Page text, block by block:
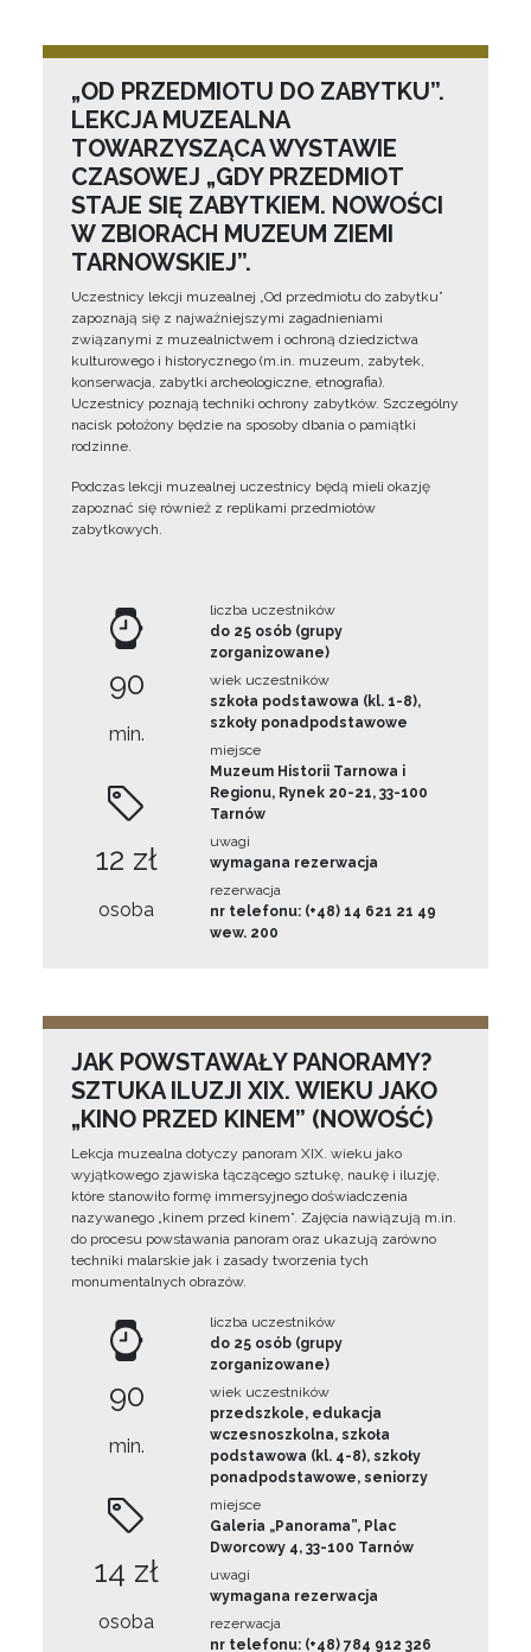
„OD PRZEDMIOTU DO ZABYTKU”.
LEKCJA MUZEALNA
TOWARZYSZĄCA WYSTAWIE
CZASOWEJ „GDY PRZEDMIOT
STAJE SIĘ ZABYTKIEM. NOWOŚCI
W ZBIORACH MUZEUM ZIEMI
TARNOWSKIEJ”.
Uczestnicy lekcji muzealnej „Od przedmiotu do zabytku”
zapoznają się z najważniejszymi zagadnieniami
związanymi z muzealnictwem i ochroną dziedzictwa
kulturowego i historycznego (m.in. muzeum, zabytek,
konserwacja, zabytki archeologiczne, etnografia).
Uczestnicy poznają techniki ochrony zabytków. Szczególny
nacisk położony będzie na sposoby dbania o pamiątki
rodzinne.
Podczas lekcji muzealnej uczestnicy będą mieli okazję
zapoznać się również z replikami przedmiotów
zabytkowych.
90
min.
12 zł
osoba
liczba uczestników
do 25 osób (grupy
zorganizowane)
wiek uczestników
szkoła podstawowa (kl. 1-8),
szkoły ponadpodstawowe
miejsce
Muzeum Historii Tarnowa i
Regionu, Rynek 20-21, 33-100
Tarnów
uwagi
wymagana rezerwacja
rezerwacja
nr telefonu: (+48) 14 621 21 49
wew. 200
JAK POWSTAWAŁY PANORAMY?
SZTUKA ILUZJI XIX. WIEKU JAKO
„KINO PRZED KINEM” (NOWOŚĆ)
Lekcja muzealna dotyczy panoram XIX. wieku jako
wyjątkowego zjawiska łączącego sztukę, naukę i iluzję,
które stanowiło formę immersyjnego doświadczenia
nazywanego „kinem przed kinem”. Zajęcia nawiązują m.in.
do procesu powstawania panoram oraz ukazują zarówno
techniki malarskie jak i zasady tworzenia tych
monumentalnych obrazów.
90
min.
14 zł
osoba
liczba uczestników
do 25 osób (grupy
zorganizowane)
wiek uczestników
przedszkole, edukacja
wczesnoszkolna, szkoła
podstawowa (kl. 4-8), szkoły
ponadpodstawowe, seniorzy
miejsce
Galeria „Panorama”, Plac
Dworcowy 4, 33-100 Tarnów
uwagi
wymagana rezerwacja
rezerwacja
nr telefonu: (+48) 784 912 326